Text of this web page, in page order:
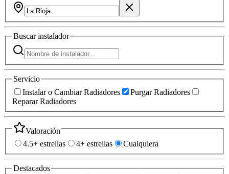
Buscarinstalador
Servicio
Instalar o Cambiar Radiadores
Purgar Radiadores
Reparar Radiadores
Valoración
4.5+ estrellas
4+ estrellas Cualquiera
Destacados